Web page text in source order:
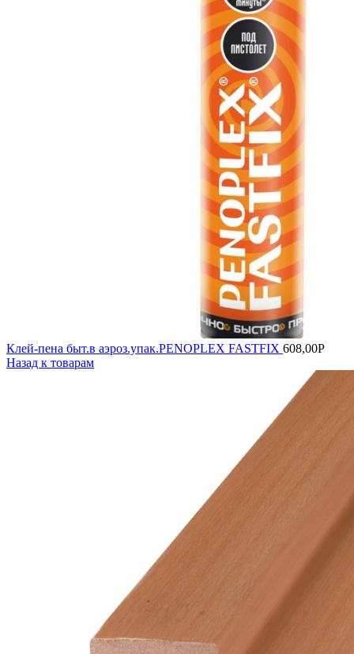
Клей-пена быт.в аэроз.упак.PENOPLEX FASTFIX 608,00Р
Назад к товарам